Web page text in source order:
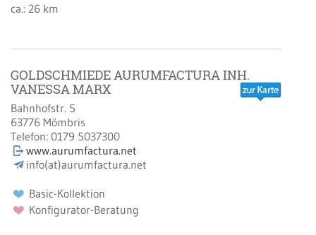
ca.: 26 km
GOLDSCHMIEDE AURUMFACTURA INH.
VANESSA MARX
Bahnhofstr. 5
63776 Mömbris
Telefon: 0179 5037300
www.aurumfactura.net
info(at)aurumfactura.net
Basic-Kollektion
Konfigurator-Beratung